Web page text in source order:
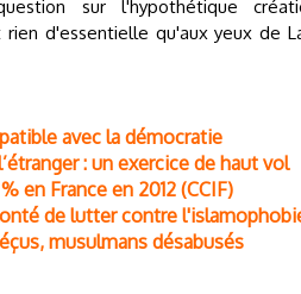
sur l'hypothétique
d'essentielle qu'aux yeux de
avec la démocratie
: un exercice de haut vol
en France en 2012 (CCIF)
de lutter contre
musulmans désabusés